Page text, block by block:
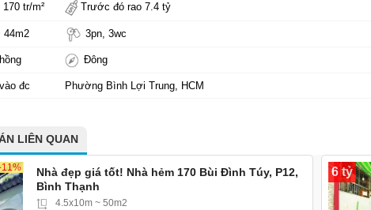
tr/m² Trước đó rao 7.4 tỷ
44m2 3pn, 3wc
Đông
đc Phường Bình Lợi Trung, HCM
LIÊN QUAN
11%
Nhà đẹp giá tốt! Nhà hẻm 170 Bùi Đình Túy, P12,
Bình Thạnh
4.5x10m ~ 50m2
6 tỷ